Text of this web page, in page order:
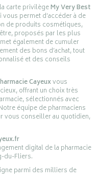
carte privilègeMy Very Best
permet d’accéder à de
de produits cosmétiques,
proposés par les plus
également de cumuler
des bons d’achat, tout
et des conseils
Cayeuxvous
offrant un choix très
sélectionnés avec
équipe de pharmaciens
vous conseiller au quotidien,
digital de la pharmacie
du-Fliers.
parmi des milliers de